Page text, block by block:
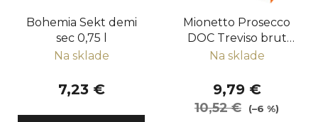
Bohemia Sekt demi
sec 0,75 l
Na sklade
7,23 €
Mionetto Prosecco
DOC Treviso brut
Chiller pack
Na sklade
9,79 €
10,52 € (–6 %)